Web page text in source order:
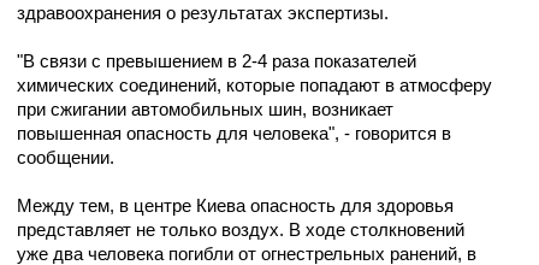
здравоохранения о результатах экспертизы.
"В связи с превышением в 2-4 раза показателей
химических соединений, которые попадают в атмосферу
при сжигании автомобильных шин, возникает
повышенная опасность для человека", - говорится в
сообщении.
Между тем, в центре Киева опасность для здоровья
представляет не только воздух. В ходе столкновений
уже два человека погибли от огнестрельных ранений, в